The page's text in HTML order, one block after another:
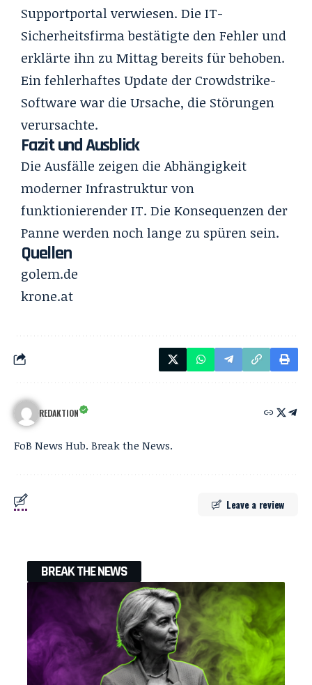
Supportportal verwiesen. Die IT-
Sicherheitsfirma bestätigte den Fehler und
erklärte ihn zu Mittag bereits für behoben.
Ein fehlerhaftes Update der Crowdstrike-
Software war die Ursache, die Störungen
verursachte.
Fazit und Ausblick
Die Ausfälle zeigen die Abhängigkeit
moderner Infrastruktur von
funktionierender IT. Die Konsequenzen der
Panne werden noch lange zu spüren sein.
Quellen
golem.de
krone.at
REDAKTION
FoB News Hub. Break the News.
Leave a review
BREAK THE NEWS